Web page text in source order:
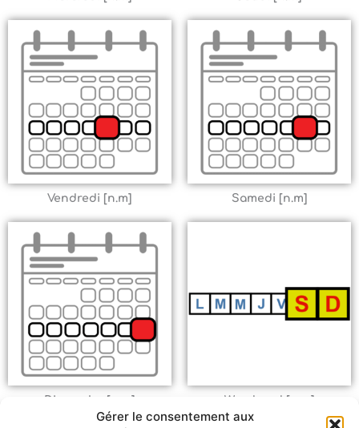
Gérer le consentement aux
Vendredi [n.m] Samedi [n.m]
Dimanche [n.m] Weed-end [n.m]